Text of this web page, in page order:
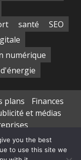
santé
SEO
numérique
plans
Finances
et médias
you the best
to use this site we